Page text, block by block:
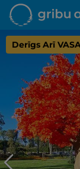
Derīgs Arī
Līdz